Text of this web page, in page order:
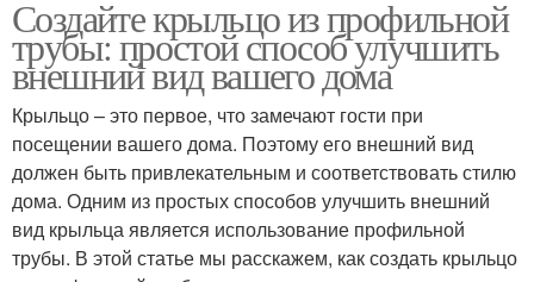
Создайте крыльцо из профильной
трубы: простой способ улучшить
внешний вид вашего дома
Крыльцо – это первое, что замечают гости при
посещении вашего дома. Поэтому его внешний вид
должен быть привлекательным и соответствовать стилю
дома. Одним из простых способов улучшить внешний
вид крыльца является использование профильной
трубы. В этой статье мы расскажем, как создать крыльцо